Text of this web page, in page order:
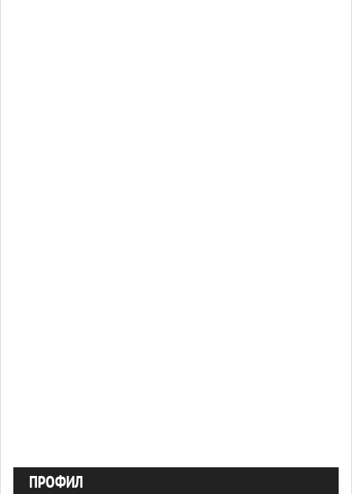
ПРОФИЛ